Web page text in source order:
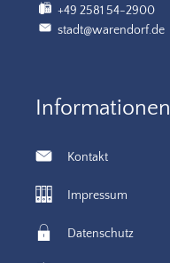
+49 2581 54-2900
stadt@warendorf.de
Informationen
Kontakt
Impressum
Datenschutz